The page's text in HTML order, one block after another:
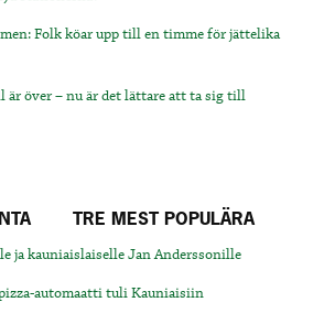
Folk köar upp till en timme för jättelika
är över – nu är det lättare att ta sig till
TRE MEST POPULÄRA
ja kauniaislaiselle Jan Anderssonille
automaatti tuli Kauniaisiin